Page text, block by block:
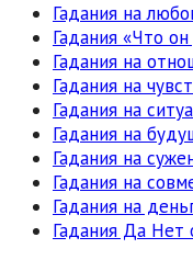
Гадания на
Гадания «Что
Гадания на
Гадания на
Гадания на
Гадания на
Гадания на
Гадания на
Гадания на
Гадания Да Нет